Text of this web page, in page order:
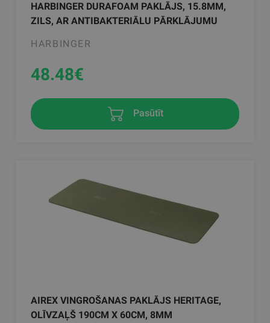
HARBINGER DURAFOAM PAKLĀJS, 15.8MM,
ZILS, AR ANTIBAKTERIĀLU PĀRKLĀJUMU
HARBINGER
48.48€
Pasūtīt
AIREX VINGROŠANAS PAKLĀJS HERITAGE,
OLĪVZAĻŠ 190CM X 60CM, 8MM